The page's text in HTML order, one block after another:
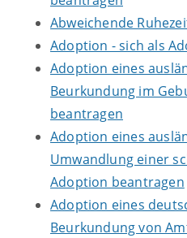
Abweichende
Adoption - sich als
Adoption eines
Beurkundung im
beantragen
Adoption eines
Umwandlung einer
Adoption beantragen
Adoption eines
Beurkundung von